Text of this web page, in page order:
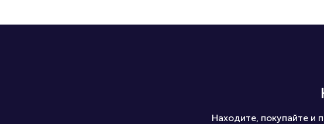
Находите, покупайте и